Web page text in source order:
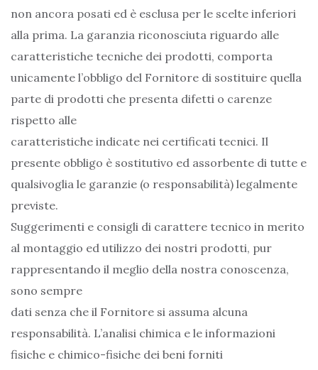
non ancora posati ed è esclusa per le scelte inferiori
alla prima. La garanzia riconosciuta riguardo alle
caratteristiche tecniche dei prodotti, comporta
unicamente l’obbligo del Fornitore di sostituire quella
parte di prodotti che presenta difetti o carenze
rispetto alle
caratteristiche indicate nei certificati tecnici. Il
presente obbligo è sostitutivo ed assorbente di tutte e
qualsivoglia le garanzie (o responsabilità) legalmente
previste.
Suggerimenti e consigli di carattere tecnico in merito
al montaggio ed utilizzo dei nostri prodotti, pur
rappresentando il meglio della nostra conoscenza,
sono sempre
dati senza che il Fornitore si assuma alcuna
responsabilità. L’analisi chimica e le informazioni
fisiche e chimico-fisiche dei beni forniti